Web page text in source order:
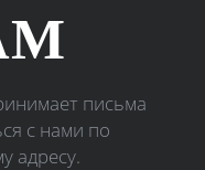
письма
с нами по
адресу.